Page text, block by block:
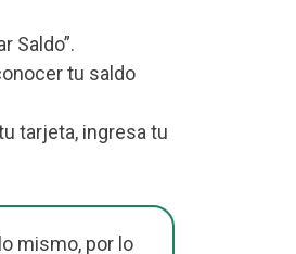
Saldo”.
tu saldo
tarjeta, ingresa tu
mismo, por lo